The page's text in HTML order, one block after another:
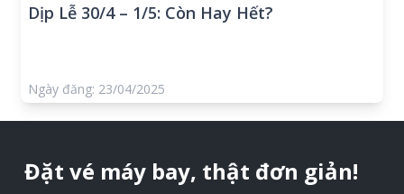
Dịp Lễ 30/4 – 1/5: Còn Hay Hết?
Ngày đăng: 23/04/2025
Đặt vé máy bay, thật đơn giản!